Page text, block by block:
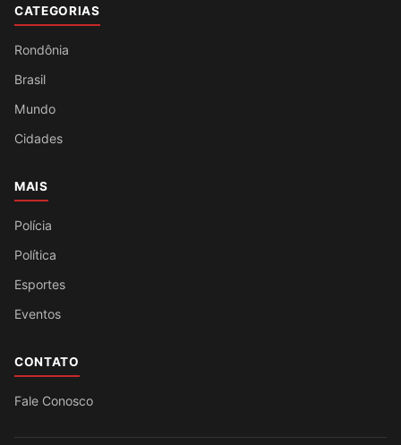
CATEGORIAS
Rondônia
Brasil
Mundo
Cidades
MAIS
Polícia
Política
Esportes
Eventos
CONTATO
Fale Conosco